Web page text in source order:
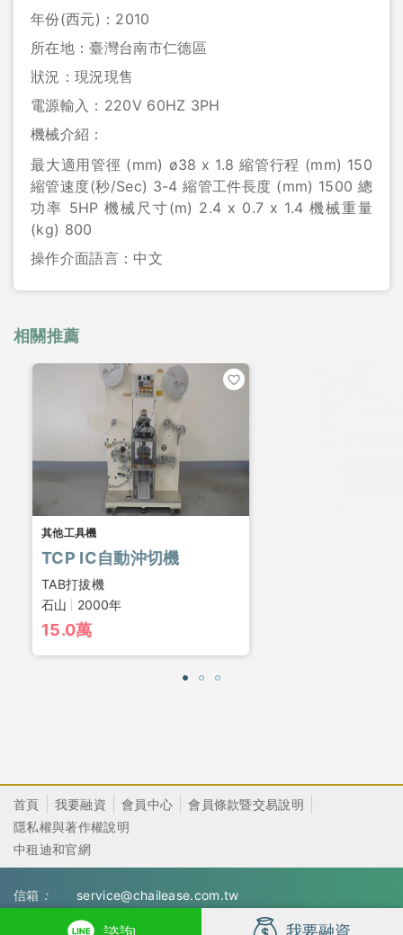
年份(西元)： 2010
所在地：臺灣台南市仁德區
狀況： 現況現售
電源輸入： 220V 60HZ 3PH
機械介紹：
最大適用管徑 (mm) ø38 x 1.8 縮管行程 (mm) 150
縮管速度(秒/Sec) 3-4 縮管工件長度 (mm) 1500 總
功率 5HP 機械尺寸(m) 2.4 x 0.7 x 1.4 機械重量
(kg) 800
操作介面語言： 中文
相關推薦
其他工具機
TCP IC自動沖切機
TAB打拔機
石山
2000年
15.0萬
我要融資
首頁 我要融資 會員中心
會員條款暨交易說明
隱私權與著作權說明
中租迪和官網
信箱 ：
service@chailease.com.tw
：週一至週五9:00-12:00/13:00-17:30